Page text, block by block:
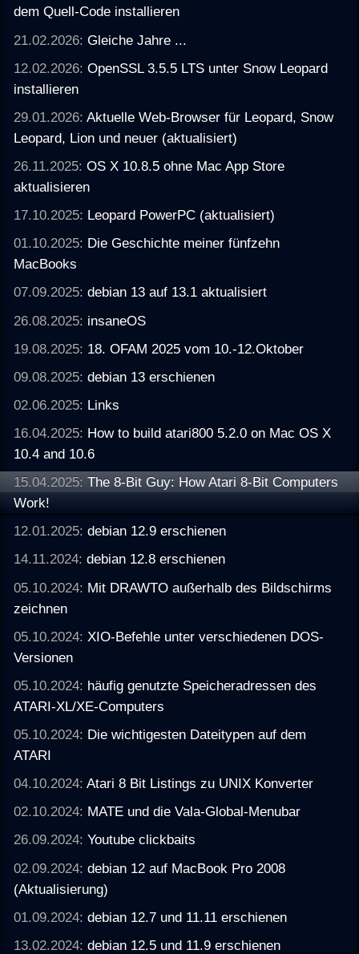
dem Quell-Code installieren
21.02.2026:Gleiche Jahre ...
12.02.2026:OpenSSL 3.5.5 LTS unter Snow Leopard
installieren
29.01.2026:Aktuelle Web-Browser für Leopard, Snow
Leopard, Lion und neuer (aktualisiert)
26.11.2025:OS X 10.8.5 ohne Mac App Store
aktualisieren
17.10.2025: Leopard PowerPC (aktualisiert)
01.10.2025: Die Geschichte meiner fünfzehn
MacBooks
07.09.2025:debian 13 auf 13.1 aktualisiert
26.08.2025: insaneOS
19.08.2025: 18. OFAM 2025 vom 10.-12.Oktober
09.08.2025:debian 13 erschienen
02.06.2025: Links
16.04.2025: How to build atari800 5.2.0 on Mac OS X
10.4 and 10.6
15.04.2025:The 8-Bit Guy: How Atari 8-Bit Computers
Work!
12.01.2025:debian 12.9 erschienen
14.11.2024:debian 12.8 erschienen
05.10.2024: Mit DRAWTO außerhalb des Bildschirms
zeichnen
05.10.2024: XIO-Befehle unter verschiedenen DOS-
Versionen
05.10.2024: häufig genutzte Speicheradressen des
ATARI-XL/XE-Computers
05.10.2024: Die wichtigesten Dateitypen auf dem
ATARI
04.10.2024:Atari 8 Bit Listings zu UNIX Konverter
02.10.2024: MATE und die Vala-Global-Menubar
26.09.2024:Youtube clickbaits
02.09.2024:debian 12 auf MacBook Pro 2008
(Aktualisierung)
01.09.2024:debian 12.7 und 11.11 erschienen
13.02.2024:debian 12.5 und 11.9 erschienen